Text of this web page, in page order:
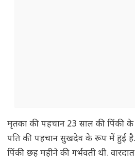
मृतका की पहचान 23 साल की पिंकी
पति की पहचान सुखदेव के रूप में हुई है.
पिंकी छह महीने की गर्भवती थी.